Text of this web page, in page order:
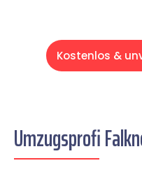
Kostenlos &
Umzugsprofi